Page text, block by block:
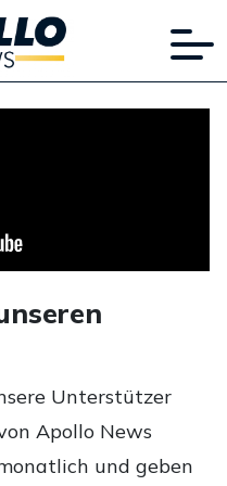
Unterstützer
Apollo News
und geben